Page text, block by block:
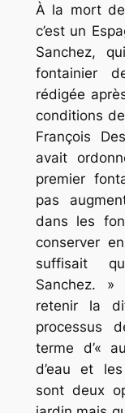
À la mort
c’est un
Sanchez,
fontainier
rédigée
conditions
François
avait
premier
pas
dans les
conserver
suffisait
Sanchez.
retenir la
processus
terme d’«
d’eau et
sont deux